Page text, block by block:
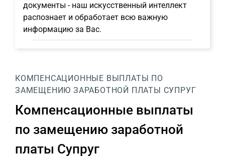
документы - наш искусственный интеллект
распознает и обработает всю важную
информацию за Вас.
КОМПЕНСАЦИОННЫЕ ВЫПЛАТЫ ПО
ЗАМЕЩЕНИЮ ЗАРАБОТНОЙ ПЛАТЫ СУПРУГ
Компенсационные выплаты
по замещению заработной
платы Супруг